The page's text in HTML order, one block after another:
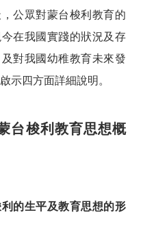
公眾對蒙台梭利教育的
在我國實踐的狀況及存
對我國幼稚教育未來發
示四方面詳細說明。
台梭利教育思想概
的生平及教育思想的形